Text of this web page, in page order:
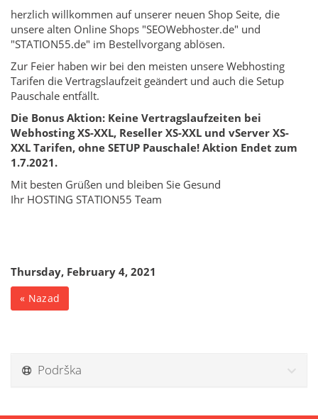
herzlich willkommen auf unserer neuen Shop Seite, die
unsere alten Online Shops "SEOWebhoster.de" und
"STATION55.de" im Bestellvorgang ablösen.
Zur Feier haben wir bei den meisten unsere Webhosting
Tarifen die Vertragslaufzeit geändert und auch die Setup
Pauschale entfällt.
Die Bonus Aktion: Keine Vertragslaufzeiten bei
Webhosting XS-XXL, Reseller XS-XXL und vServer XS-
XXL Tarifen, ohne SETUP Pauschale! Aktion Endet zum
1.7.2021.
Mit besten Grüßen und bleiben Sie Gesund
Ihr HOSTING STATION55 Team
Thursday, February 4, 2021
« Nazad
Podrška